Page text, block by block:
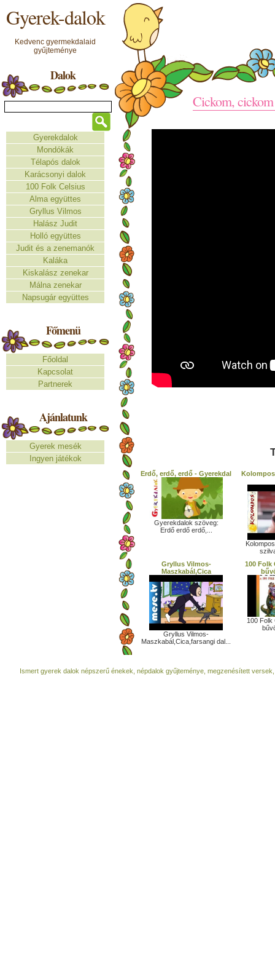
Gyerek-dalok
Kedvenc gyermekdalaid
gyűjteménye
Dalok
Gyerekdalok
Mondókák
Télapós dalok
Karácsonyi dalok
100 Folk Celsius
Alma együttes
Gryllus Vilmos
Halász Judit
Holló együttes
Judit és a zenemanók
Kaláka
Kiskalász zenekar
Málna zenekar
Napsugár együttes
Főmenü
Főoldal
Kapcsolat
Partnerek
Ajánlatunk
Gyerek mesék
Ingyen játékok
Cickom,
Erdő, erdő, erdő - Gyerekdal
Gyerekdalok szöveg:
Erdő erdő erdő,...
Gryllus Vilmos-
Maszkabál,Cica
Gryllus Vilmos-
Maszkabál,Cica,farsangi dal...
100 Folk
100 Folk
Ismert gyerek dalok népszerű énekek, népdalok gyűjteménye, megzenésített